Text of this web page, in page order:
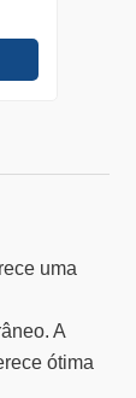
uma
A
ótima